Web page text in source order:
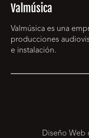
Valmúsica
Valmúsica es una
producciones
e instalación.
Diseño Web